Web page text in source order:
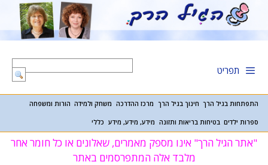
לתוכן
תפריט
התפתחות בגיל הרך חינוך בגיל הרך מרכז ההדרכה משחק ולמידה הורות ומשפחה
ספרות ילדים בטיחות בריאות ותזונה מידע, מידע, מידע כללי
"אתר הגיל הרך" אינו מספק מאמרים, שאלונים או כל חומר אחר
מלבד אלה המתפרסמים באתר